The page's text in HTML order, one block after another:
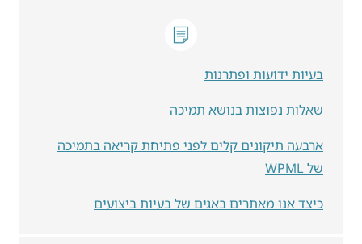
בעיות ידועות ופתרנות
שאלות נפוצות בנושא תמיכה
ארבעה תיקונים קלים לפני פתיחת קריאה בתמיכה
של WPML
כיצד אנו מאתרים באגים של בעיות ביצועים